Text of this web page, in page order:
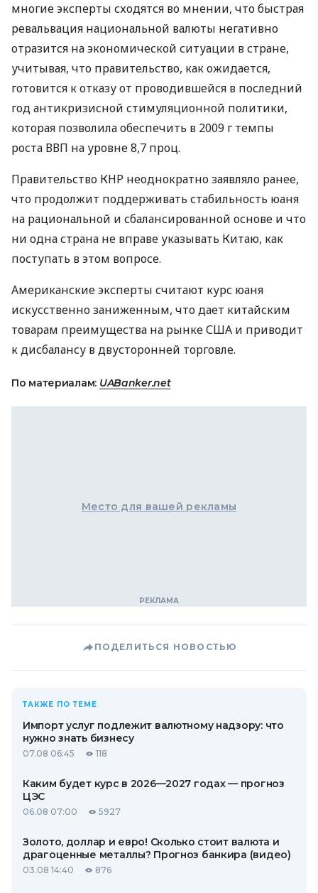
многие эксперты сходятся во мнении, что быстрая
ревальвация национальной валюты негативно
отразится на экономической ситуации в стране,
учитывая, что правительство, как ожидается,
готовится к отказу от проводившейся в последний
год антикризисной стимуляционной политики,
которая позволила обеспечить в 2009 г темпы
роста ВВП на уровне 8,7 проц.
Правительство КНР неоднократно заявляло ранее,
что продолжит поддерживать стабильность юаня
на рациональной и сбалансированной основе и что
ни одна страна не вправе указывать Китаю, как
поступать в этом вопросе.
Американские эксперты считают курс юаня
искусственно заниженным, что дает китайским
товарам преимущества на рынке США и приводит
к дисбалансу в двусторонней торговле.
По материалам: UABanker.net
Место для вашей рекламы
ПОДЕЛИТЬСЯ НОВОСТЬЮ
ТАКЖЕ ПО ТЕМЕ
Импорт услуг подлежит валютному надзору: что
нужно знать бизнесу
07.08 06:45 118
Каким будет курс в 2026—2027 годах — прогноз
ЦЭС
06.08 07:00 5927
Золото, доллар и евро! Сколько стоит валюта и
драгоценные металлы? Прогноз банкира (видео)
03.08 14:40 876